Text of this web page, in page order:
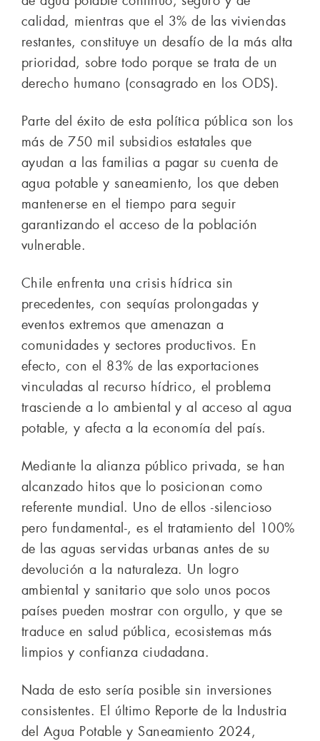
calidad, mientras que el 3% de las viviendas
restantes, constituye un desafío de la más alta
prioridad, sobre todo porque se trata de un
derecho humano (consagrado en los ODS).
Parte del éxito de esta política pública son los
más de 750 mil subsidios estatales que
ayudan a las familias a pagar su cuenta de
agua potable y saneamiento, los que deben
mantenerse en el tiempo para seguir
garantizando el acceso de la población
vulnerable.
Chile enfrenta una crisis hídrica sin
precedentes, con sequías prolongadas y
eventos extremos que amenazan a
comunidades y sectores productivos. En
efecto, con el 83% de las exportaciones
vinculadas al recurso hídrico, el problema
trasciende a lo ambiental y al acceso al agua
potable, y afecta a la economía del país.
Mediante la alianza público privada, se han
alcanzado hitos que lo posicionan como
referente mundial. Uno de ellos -silencioso
pero fundamental-, es el tratamiento del 100%
de las aguas servidas urbanas antes de su
devolución a la naturaleza. Un logro
ambiental y sanitario que solo unos pocos
países pueden mostrar con orgullo, y que se
traduce en salud pública, ecosistemas más
limpios y confianza ciudadana.
Nada de esto sería posible sin inversiones
consistentes. El último Reporte de la Industria
del Agua Potable y Saneamiento 2024,